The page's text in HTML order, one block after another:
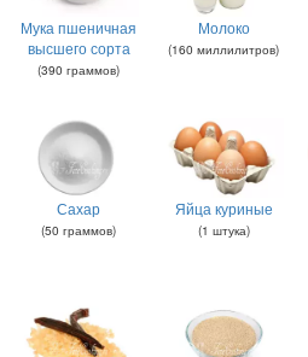
Мука пшеничная
высшего сорта
(390 граммов)
Молоко
(160 миллилитров)
Сахар
(50 граммов)
Яйца куриные
(1 штука)